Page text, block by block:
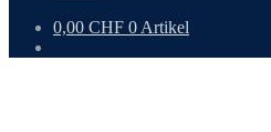
0,00 CHF 0 Artikel